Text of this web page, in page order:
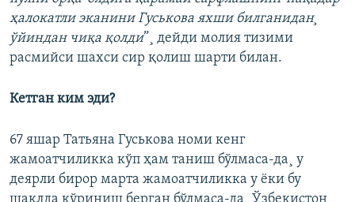
ҳалокатли эканини Гуськова яхши билганидан¸
ўйиндан чиқа қолди”¸ дейди молия тизими
расмийси шахси сир қолиш шарти билан.
Кетган ким эди?
67 яшар Татьяна Гуськова номи кенг
жамоатчиликка кўп ҳам таниш бўлмаса-да¸ у
деярли бирор марта жамоатчиликка у ëки бу